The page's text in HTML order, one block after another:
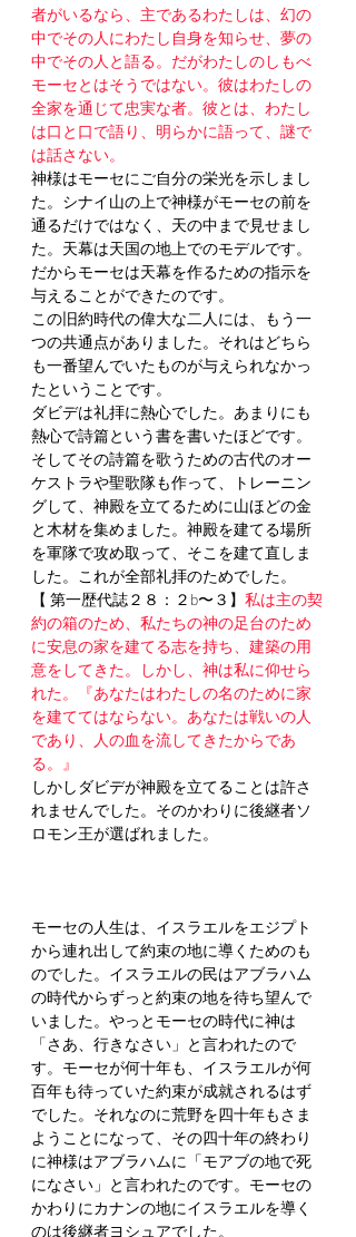
者がいるなら、主であるわたしは、幻の
中でその人にわたし自身を知らせ、夢の
中でその人と語る。だがわたしのしもべ
モーセとはそうではない。彼はわたしの
全家を通じて忠実な者。彼とは、わたし
は口と口で語り、明らかに語って、謎で
は話さない。
神様はモーセにご自分の栄光を示しまし
た。シナイ山の上で神様がモーセの前を
通るだけではなく、天の中まで見せまし
た。天幕は天国の地上でのモデルです。
だからモーセは天幕を作るための指示を
与えることができたのです。
この旧約時代の偉大な二人には、もう一
つの共通点がありました。それはどちら
も一番望んでいたものが与えられなかっ
たということです。
ダビデは礼拝に熱心でした。あまりにも
熱心で詩篇という書を書いたほどです。
そしてその詩篇を歌うための古代のオー
ケストラや聖歌隊も作って、トレーニン
グして、神殿を立てるために山ほどの金
と木材を集めました。神殿を建てる場所
を軍隊で攻め取って、そこを建て直しま
した。これが全部礼拝のためでした。
【 第一歴代誌２８：２b〜３】 私は主の契
約の箱のため、私たちの神の足台のため
に安息の家を建てる志を持ち、建築の用
意をしてきた。しかし、神は私に仰せら
れた。『あなたはわたしの名のために家
を建ててはならない。あなたは戦いの人
であり、人の血を流してきたからであ
る。』
しかしダビデが神殿を立てることは許さ
れませんでした。そのかわりに後継者ソ
ロモン王が選ばれました。
モーセの人生は、イスラエルをエジプト
から連れ出して約束の地に導くためのも
のでした。イスラエルの民はアブラハム
の時代からずっと約束の地を待ち望んで
いました。やっとモーセの時代に神は
「さあ、行きなさい」と言われたので
す。モーセが何十年も、イスラエルが何
百年も待っていた約束が成就されるはず
でした。それなのに荒野を四十年もさま
ようことになって、その四十年の終わり
に神様はアブラハムに「モアブの地で死
になさい」と言われたのです。モーセの
かわりにカナンの地にイスラエルを導く
のは後継者ヨシュアでした。